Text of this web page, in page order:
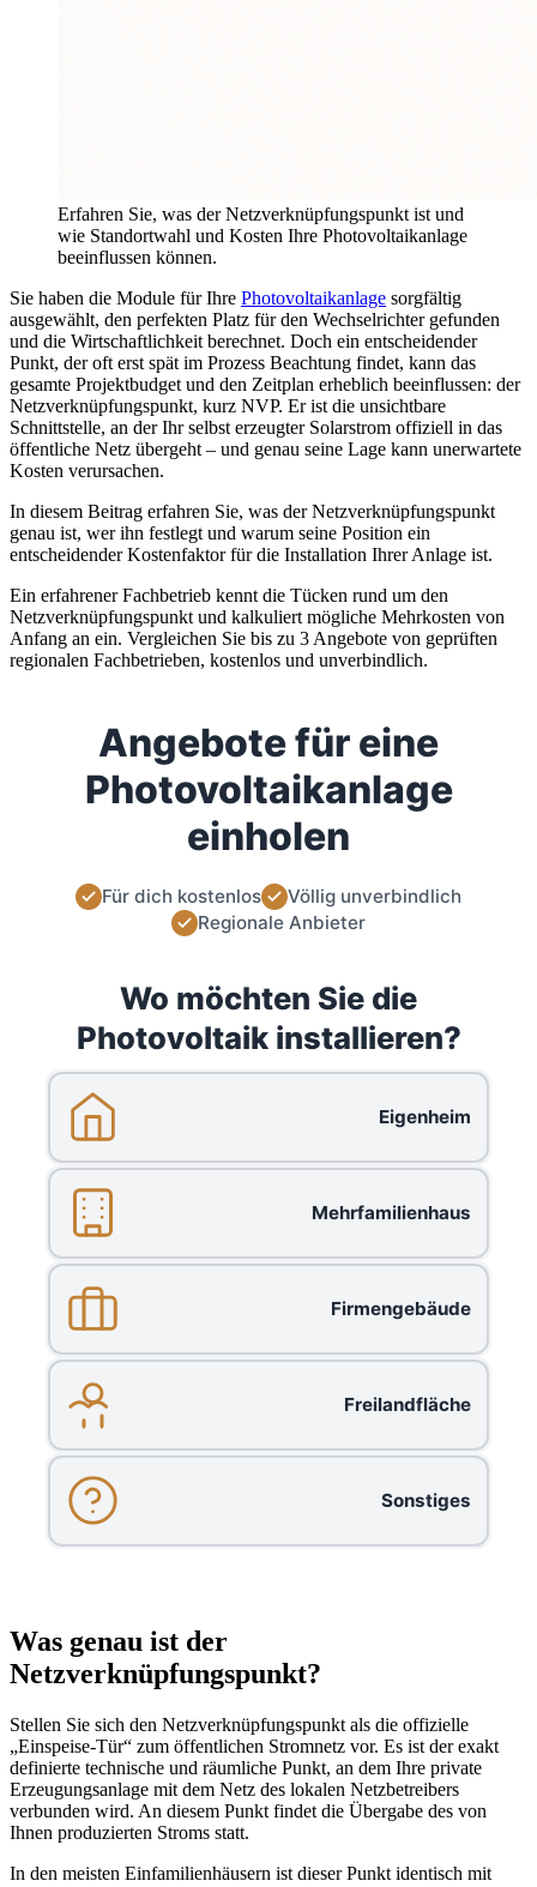
Erfahren Sie, was der Netzverknüpfungspunkt ist und
wie Standortwahl und Kosten Ihre Photovoltaikanlage
beeinflussen können.
Sie haben die Module für Ihre Photovoltaikanlage sorgfältig
ausgewählt, den perfekten Platz für den Wechselrichter gefunden
und die Wirtschaftlichkeit berechnet. Doch ein entscheidender
Punkt, der oft erst spät im Prozess Beachtung findet, kann das
gesamte Projektbudget und den Zeitplan erheblich beeinflussen: der
Netzverknüpfungspunkt, kurz NVP. Er ist die unsichtbare
Schnittstelle, an der Ihr selbst erzeugter Solarstrom offiziell in das
öffentliche Netz übergeht – und genau seine Lage kann unerwartete
Kosten verursachen.
In diesem Beitrag erfahren Sie, was der Netzverknüpfungspunkt
genau ist, wer ihn festlegt und warum seine Position ein
entscheidender Kostenfaktor für die Installation Ihrer Anlage ist.
Ein erfahrener Fachbetrieb kennt die Tücken rund um den
Netzverknüpfungspunkt und kalkuliert mögliche Mehrkosten von
Anfang an ein. Vergleichen Sie bis zu 3 Angebote von geprüften
regionalen Fachbetrieben, kostenlos und unverbindlich.
Angebote für eine
Photovoltaikanlage
einholen
Für dich kostenlos
Völlig unverbindlich
Regionale Anbieter
Wo möchten Sie die
Photovoltaik installieren?
Eigenheim
Mehrfamilienhaus
Firmengebäude
Freilandfläche
Sonstiges
Was genau ist der
Netzverknüpfungspunkt?
Stellen Sie sich den Netzverknüpfungspunkt als die offizielle
„Einspeise-Tür“ zum öffentlichen Stromnetz vor. Es ist der exakt
definierte technische und räumliche Punkt, an dem Ihre private
Erzeugungsanlage mit dem Netz des lokalen Netzbetreibers
verbunden wird. An diesem Punkt findet die Übergabe des von
Ihnen produzierten Stroms statt.
In den meisten Einfamilienhäusern ist dieser Punkt identisch mit